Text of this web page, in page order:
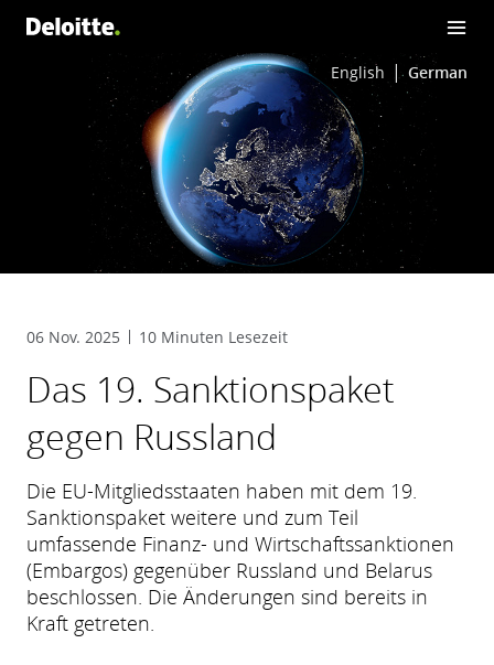
English German
06 Nov. 2025 10 Minuten Lesezeit
Das 19. Sanktionspaket
gegen Russland
Die EU-Mitgliedsstaaten haben mit dem 19.
Sanktionspaket weitere und zum Teil
umfassende Finanz- und Wirtschaftssanktionen
(Embargos) gegenüber Russland und Belarus
beschlossen. Die Änderungen sind bereits in
Kraft getreten.